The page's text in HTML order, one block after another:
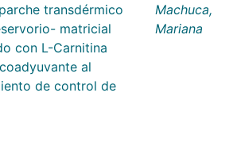
transdérmico
matricial
con L-Carnitina
al
de control de
Machuca,
Mariana